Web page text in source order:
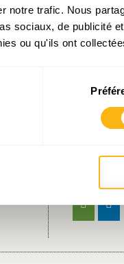
notre trafic. Nous
sociaux, de publicité
ou qu'ils ont
un budget vert « à la
luxembourgeoise »
Prendre